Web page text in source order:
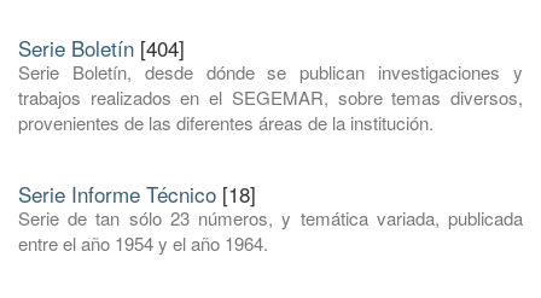
Serie Boletín [404]
Serie Boletín, desde dónde se publican investigaciones y
trabajos realizados en el SEGEMAR, sobre temas diversos,
provenientes de las diferentes áreas de la institución.
Serie Informe Técnico [18]
Serie de tan sólo 23 números, y temática variada, publicada
entre el año 1954 y el año 1964.